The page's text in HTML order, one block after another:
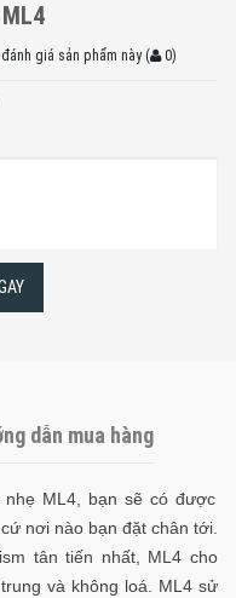
giá sản phẩm này ( 0)
dẫn mua hàng
ML4, bạn sẽ có được
nơi nào bạn đặt chân tới.
tân tiến nhất, ML4 cho
và không loá. ML4 sử